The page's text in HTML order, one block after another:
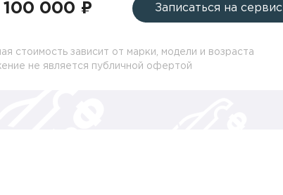
100 000 ₽ Записаться на сервис
стоимость зависит от марки, модели и возраста
не является публичной офертой